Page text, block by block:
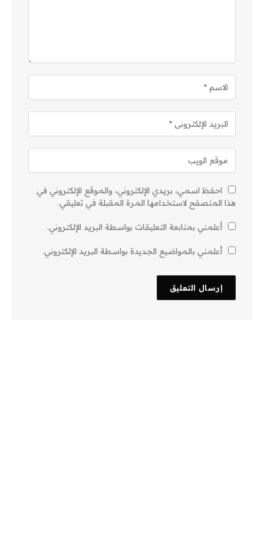
احفظ اسمي، بريدي الإلكتروني، والموقع الإلكتروني في
هذا المتصفح لاستخدامها المرة المقبلة في تعليقي.
أعلمني بمتابعة التعليقات بواسطة البريد الإلكتروني.
أعلمني بالمواضيع الجديدة بواسطة البريد الإلكتروني.